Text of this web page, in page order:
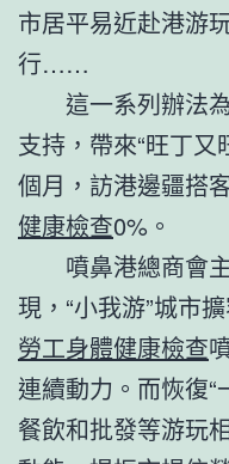
市居平易近赴港游
行……
這一系列辦法
支持，帶來“旺丁又
個月，訪港邊疆搭
健康檢查0%。
噴鼻港總商會
現，“小我游”城市擴
勞工身體健康檢查
連續動力。而恢復
餐飲和批發等游玩